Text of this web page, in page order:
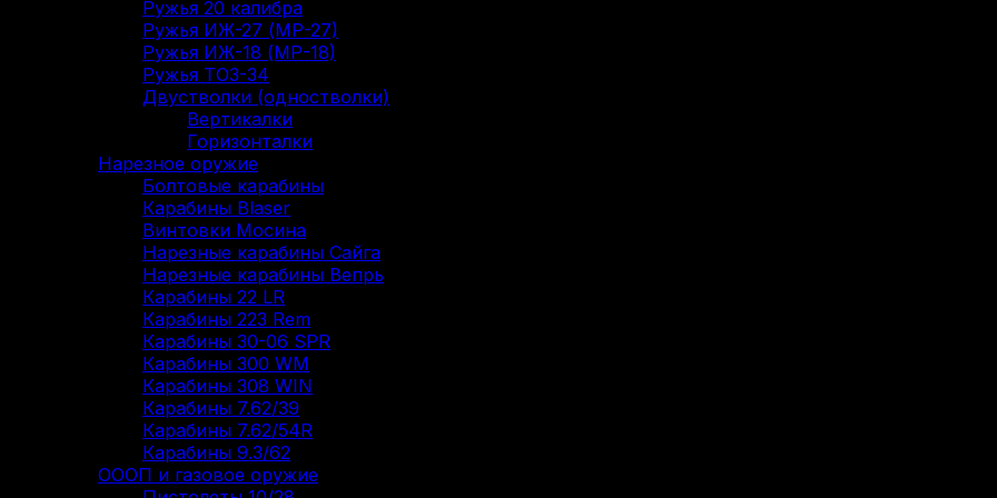
Ружья 20 калибра
Ружья ИЖ-27 (МР-27)
Ружья ИЖ-18 (МР-18)
Ружья ТОЗ-34
Двустволки (одностволки)
Вертикалки
Горизонталки
Нарезное оружие
Болтовые карабины
Карабины Blaser
Винтовки Мосина
Нарезные карабины Сайга
Нарезные карабины Вепрь
Карабины 22 LR
Карабины 223 Rem
Карабины 30-06 SPR
Карабины 300 WM
Карабины 308 WIN
Карабины 7.62/39
Карабины 7.62/54R
Карабины 9.3/62
ОООП и газовое оружие